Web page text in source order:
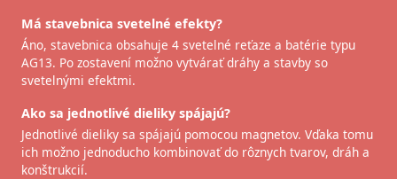
Má stavebnica svetelné efekty?
Áno, stavebnica obsahuje 4 svetelné reťaze a batérie typu
AG13. Po zostavení možno vytvárať dráhy a stavby so
svetelnými efektmi.
Ako sa jednotlivé dieliky spájajú?
Jednotlivé dieliky sa spájajú pomocou magnetov. Vďaka tomu
ich možno jednoducho kombinovať do rôznych tvarov, dráh a
konštrukcií.